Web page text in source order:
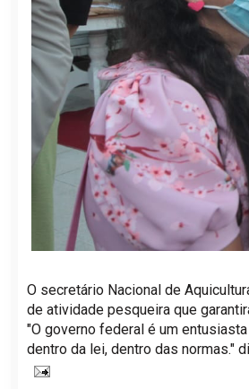
O secretário Nacional de
de atividade pesqueira que
"O governo federal é um
dentro da lei, dentro das normas."